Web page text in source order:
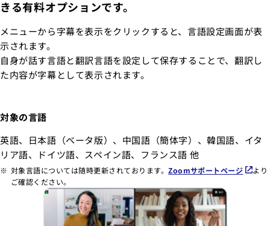
きる有料オプションです。
メニューから字幕を表示をクリックすると、言語設定画面が表
示されます。
自身が話す言語と翻訳言語を設定して保存することで、翻訳し
た内容が字幕として表示されます。
対象の言語
英語、日本語（ベータ版）、中国語（簡体字）、韓国語、イタ
リア語、ドイツ語、スペイン語、フランス語 他
対象言語については随時更新されております。Zoomサポートページ
より
ご確認ください。